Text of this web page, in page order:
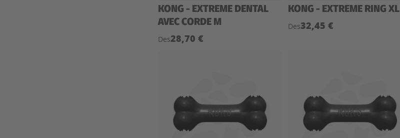
KONG - EXTREME DENTAL
AVEC CORDE M
Des28,70 €
KONG - EXTREME RING XL
Des32,45 €